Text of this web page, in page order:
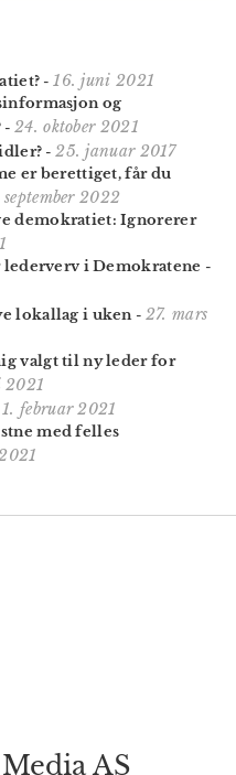
-16. juni 2021
og
-24. oktober 2021
-25. januar 2017
er berettiget, får du
2022
demokratiet: Ignorerer
i Demokratene -
lokallag i uken- 27. mars
valgt til ny leder for
2021
1. februar 2021
med felles
AS